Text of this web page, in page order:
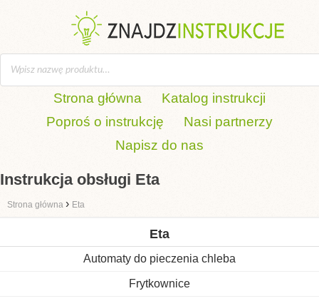
Strona główna
Katalog instrukcji
Poproś o instrukcję
Nasi partnerzy
Napisz do nas
Instrukcja obsługi Eta
Strona główna › Eta
Eta
Automaty do pieczenia chleba
Frytkownice